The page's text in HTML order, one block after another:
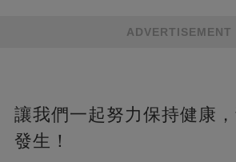
ADVERTISEMENT
讓我們一起努力保持健康
發生！